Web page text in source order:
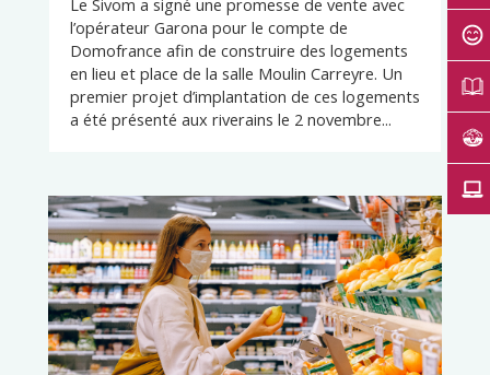
l’opérateur Garona pour le compte de
Domofrance afin de construire des logements
en lieu et place de la salle Moulin Carreyre. Un
premier projet d’implantation de ces logements
a été présenté aux riverains le 2 novembre...